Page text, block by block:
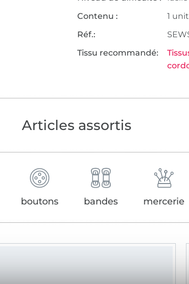
Contenu :
1
Réf.:
Tissu recommandé:
Articles assortis
boutons bandes mercerie